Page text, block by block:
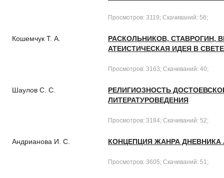
Просмотров: 3119; Скачиваний: 56;
Кошемчук Т. А.
РАСКОЛЬНИКОВ, СТАВРОГИН,
АТЕИСТИЧЕСКАЯ ИДЕЯ В
Просмотров: 3163; Скачиваний: 40;
Шаулов С. С.
РЕЛИГИОЗНОСТЬ
ЛИТЕРАТУРОВЕДЕНИЯ
Просмотров: 3184; Скачиваний: 52;
Андрианова И. С. КОНЦЕПЦИЯ ЖАНРА ДНЕВНИКА
Просмотров: 3605; Скачиваний: 51;